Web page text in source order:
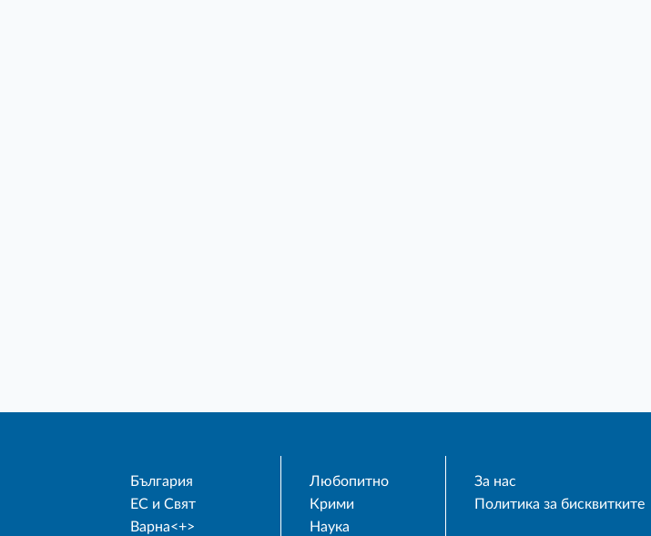
България
ЕС и Свят
Варна<+>
Любопитно
Крими
Наука
За нас
Политика за бисквитките